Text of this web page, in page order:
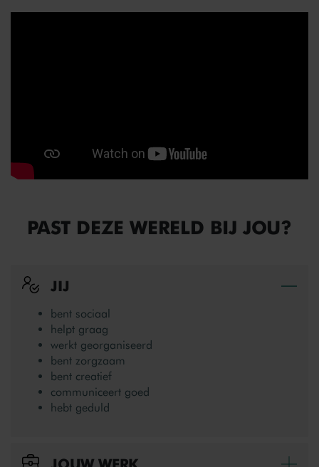
PAST DEZE WERELD BIJ JOU?
JIJ
bent sociaal
helpt graag
werkt georganiseerd
bent zorgzaam
bent creatief
communiceert goed
hebt geduld